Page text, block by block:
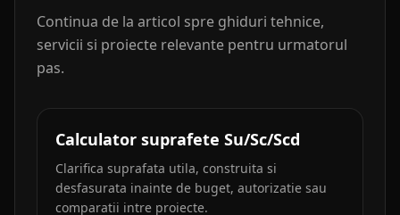
Continua de la articol spre ghiduri tehnice,
servicii si proiecte relevante pentru urmatorul
pas.
Calculator suprafete Su/Sc/Scd
Clarifica suprafata utila, construita si
desfasurata inainte de buget, autorizatie sau
comparatii intre proiecte.